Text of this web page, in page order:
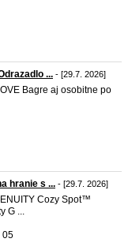
... - [29.7. 2026]
Bagre aj osobitne po
hranie s ... - [29.7. 2026]
Cozy Spot™
G ...
05